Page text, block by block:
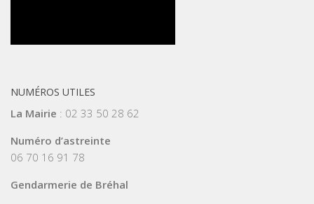
NUMÉROS UTILES
La Mairie : 02 33 50 28 62
Numéro d’astreinte
06 70 16 91 78
Gendarmerie de Bréhal